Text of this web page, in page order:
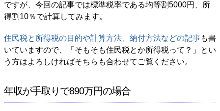
ですが、今回の記事では標準税率である均等割5000円、所
得割10％で計算してみます。
住民税と所得税の目的や計算方法、納付方法などの記事も書
いていますので、「そもそも住民税とか所得税って？」とい
う方はよろしければそちらも合わせてご覧ください。
年収が手取りで890万円の場合